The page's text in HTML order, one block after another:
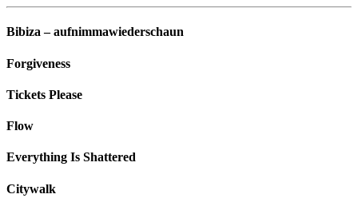
Bibiza – aufnimmawiederschaun
Forgiveness
Tickets Please
Flow
Everything Is Shattered
Citywalk